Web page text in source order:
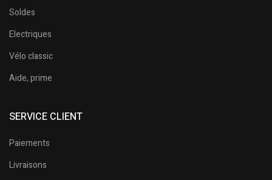
Soldes
Electriques
Vélo classic
Aide, prime
SERVICE CLIENT
Paiements
Livraisons